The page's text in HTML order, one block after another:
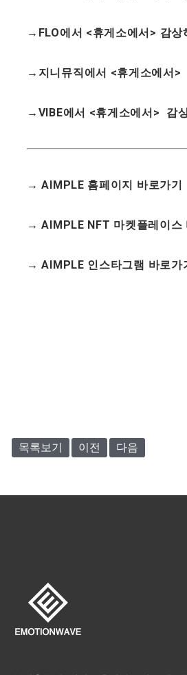
→FLO에서 <휴게소에서> 감상
→지니뮤직에서 <휴게소에서>
→VIBE에서 <휴게소에서> 감
→ AIMPLE 홈페이지 바로가기
→ AIMPLE NFT 마켓플레이스
→ AIMPLE 인스타그램 바로가
목록보기 이전 다음